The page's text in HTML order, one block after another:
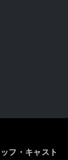
フ・キャスト